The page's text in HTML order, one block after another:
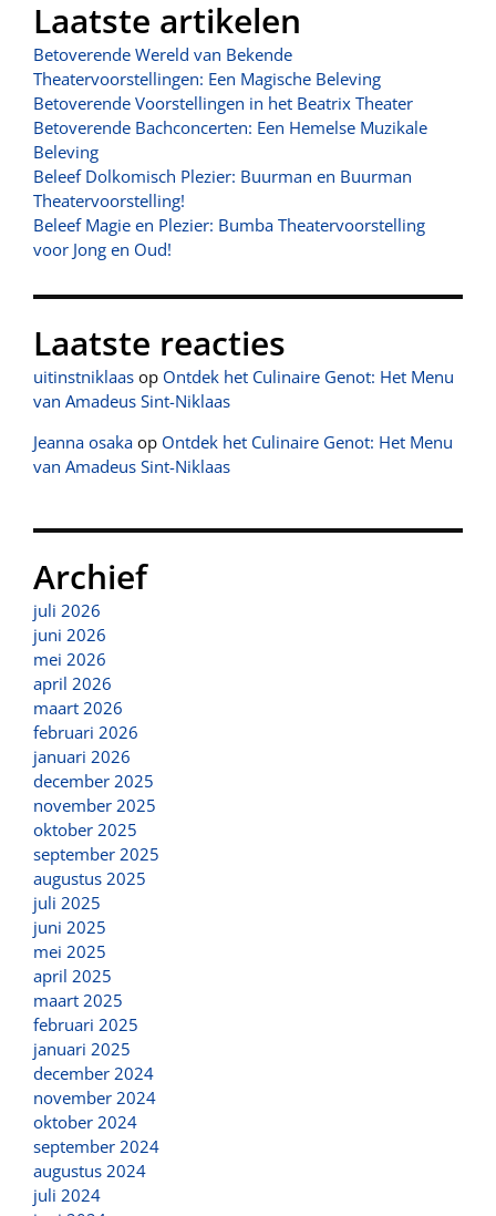
Laatste artikelen
Betoverende Wereld van Bekende
Theatervoorstellingen: Een Magische Beleving
Betoverende Voorstellingen in het Beatrix Theater
Betoverende Bachconcerten: Een Hemelse Muzikale
Beleving
Beleef Dolkomisch Plezier: Buurman en Buurman
Theatervoorstelling!
Beleef Magie en Plezier: Bumba Theatervoorstelling
voor Jong en Oud!
Laatste reacties
uitinstniklaas op Ontdek het Culinaire Genot: Het Menu
van Amadeus Sint-Niklaas
Jeanna osaka op Ontdek het Culinaire Genot: Het Menu
van Amadeus Sint-Niklaas
Archief
juli 2026
juni 2026
mei 2026
april 2026
maart 2026
februari 2026
januari 2026
december 2025
november 2025
oktober 2025
september 2025
augustus 2025
juli 2025
juni 2025
mei 2025
april 2025
maart 2025
februari 2025
januari 2025
december 2024
november 2024
oktober 2024
september 2024
augustus 2024
juli 2024